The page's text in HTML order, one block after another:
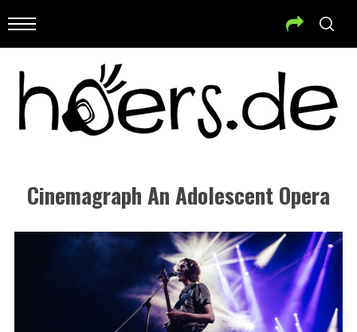
Cinemagraph An Adolescent Opera